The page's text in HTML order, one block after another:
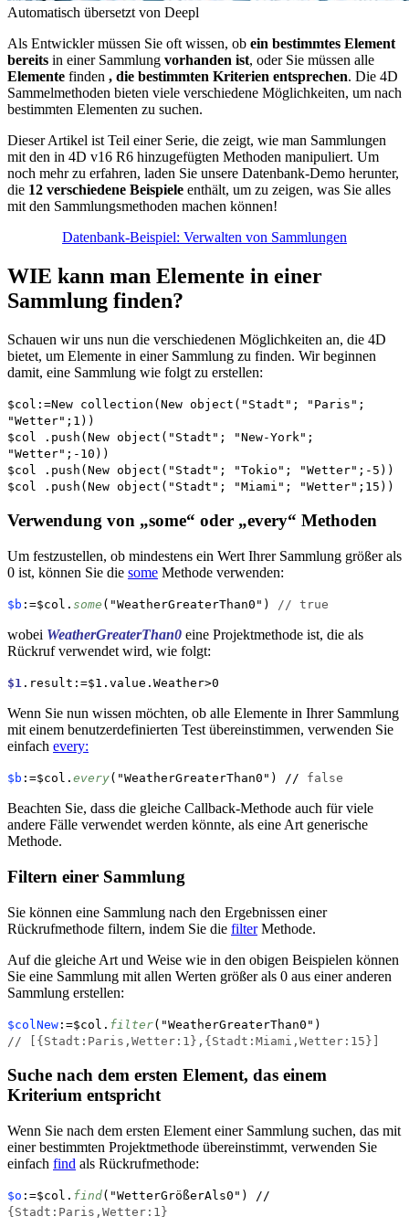
Automatisch übersetzt von Deepl
Als Entwickler müssen Sie oft wissen, ob ein bestimmtes Element
bereits in einer Sammlung vorhanden ist, oder Sie müssen alle
Elemente finden , die bestimmten Kriterien entsprechen. Die 4D
Sammelmethoden bieten viele verschiedene Möglichkeiten, um nach
bestimmten Elementen zu suchen.
Dieser Artikel ist Teil einer Serie, die zeigt, wie man Sammlungen
mit den in 4D v16 R6 hinzugefügten Methoden manipuliert. Um
noch mehr zu erfahren, laden Sie unsere Datenbank-Demo herunter,
die 12 verschiedene Beispiele enthält, um zu zeigen, was Sie alles
mit den Sammlungsmethoden machen können!
Datenbank-Beispiel: Verwalten von Sammlungen
WIE kann man Elemente in einer
Sammlung finden?
Schauen wir uns nun die verschiedenen Möglichkeiten an, die 4D
bietet, um Elemente in einer Sammlung zu finden. Wir beginnen
damit, eine Sammlung wie folgt zu erstellen:
$col :=New collection (New object ("Stadt"; "Paris";
"Wetter";1))
$col
. push (New object ("Stadt"; "New-York";
"Wetter";-10))
$col
. push (New object ("Stadt"; "Tokio"; "Wetter";-5))
$col
. push (New object ("Stadt"; "Miami"; "Wetter";15))
Verwendung von „some“ oder „every“ Methoden
Um festzustellen, ob mindestens ein Wert Ihrer Sammlung größer als
0 ist, können Sie die some Methode verwenden:
$b :=$col. some ("WeatherGreaterThan0") // true
wobei WeatherGreaterThan0 eine Projektmethode ist, die als
Rückruf verwendet wird, wie folgt:
$1 . result :=$1. value.Weather>0
Wenn Sie nun wissen möchten, ob alle Elemente in Ihrer Sammlung
mit einem benutzerdefinierten Test übereinstimmen, verwenden Sie
einfach every:
$b :=$col. every("WeatherGreaterThan0") // false
Beachten Sie, dass die gleiche Callback-Methode auch für viele
andere Fälle verwendet werden könnte, als eine Art generische
Methode.
Filtern einer Sammlung
Sie können eine Sammlung nach den Ergebnissen einer
Rückrufmethode filtern, indem Sie die filterMethode.
Auf die gleiche Art und Weise wie in den obigen Beispielen können
Sie eine Sammlung mit allen Werten größer als 0 aus einer anderen
Sammlung erstellen:
$colNew :=$col. filter("WeatherGreaterThan0")
// [{Stadt:Paris,Wetter:1},{Stadt:Miami,Wetter:15}]
Suche nach dem ersten Element, das einem
Kriterium entspricht
Wenn Sie nach dem ersten Element einer Sammlung suchen, das mit
einer bestimmten Projektmethode übereinstimmt, verwenden Sie
einfach find als Rückrufmethode:
$o :=$col. find("WetterGrößerAls0") //
{Stadt:Paris,Wetter:1}